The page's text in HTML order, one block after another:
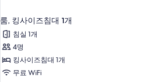
룸, 킹사이즈침대 1개
침실 1개
4명
킹사이즈침대 1개
무료 WiFi